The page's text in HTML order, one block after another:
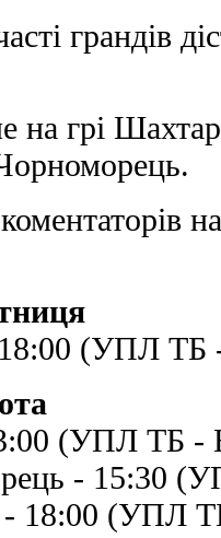
гpaндів
на грі
(УПЛ ТБ
(УПЛ ТБ -
- 15:30
- 18:00 (УПЛ